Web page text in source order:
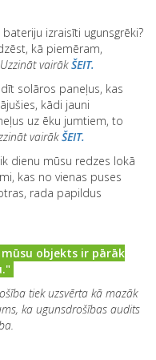
izraisīti ugunsgrēki?
kā piemēram,
Uzzināt vairākŠEIT.
solāros paneļus, kas
kādi jauni
uz ēku jumtiem, to
vairākŠEIT.
dienu mūsu redzes lokā
kas no vienas puses
rada papildus
objekts ir pārāk
tiek uzsvērta kā mazāk
ka ugunsdrošības audits